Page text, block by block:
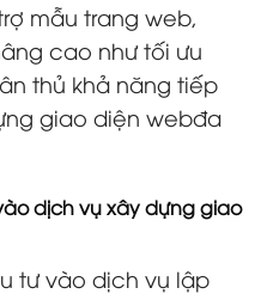
mẫu trang web,
cao như tối ưu
thủ khả năng tiếp
giao diện webđa
dịch vụ xây dựng giao
tư vào dịch vụ lập